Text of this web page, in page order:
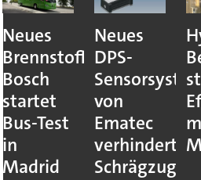
Neues
Brennstoffzellensystem:
Bosch
startet
Bus-Test
in
Madrid
Neues
DPS-
von
Ematec
verhindert
Schrägzug